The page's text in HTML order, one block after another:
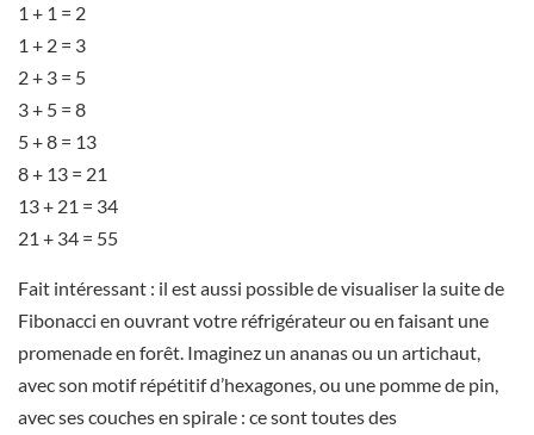
1 + 1 = 2
1 + 2 = 3
2 + 3 = 5
3 + 5 = 8
5 + 8 = 13
8 + 13 = 21
13 + 21 = 34
21 + 34 = 55
Fait intéressant : il est aussi possible de visualiser la suite de
Fibonacci en ouvrant votre réfrigérateur ou en faisant une
promenade en forêt. Imaginez un ananas ou un artichaut,
avec son motif répétitif d’hexagones, ou une pomme de pin,
avec ses couches en spirale : ce sont toutes des